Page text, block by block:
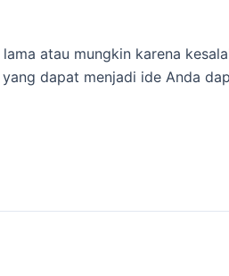
atau mungkin karena
dapat menjadi ide Anda